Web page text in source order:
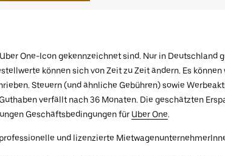
One-Icon gekennzeichnet sind. Nur in Deutschland
können sich von Zeit zu Zeit ändern. Es können
Steuern (und ähnliche Gebühren) sowie
verfällt nach 36 Monaten. Die geschätzten
Geschäftsbedingungen für Uber One.
und lizenzierte